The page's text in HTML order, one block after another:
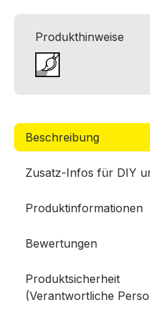
Produkthinweise
Beschreibung
Zusatz-Infos für DIY
Produktinformationen
Bewertungen
Produktsicherheit
(Verantwortliche